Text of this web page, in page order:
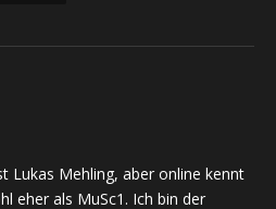
Lukas Mehling, aber online kennt
eher als MuSc1. Ich bin der